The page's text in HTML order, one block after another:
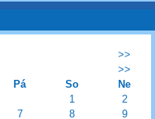
>>
>>
Pá So
Ne
1
2
7 8
9